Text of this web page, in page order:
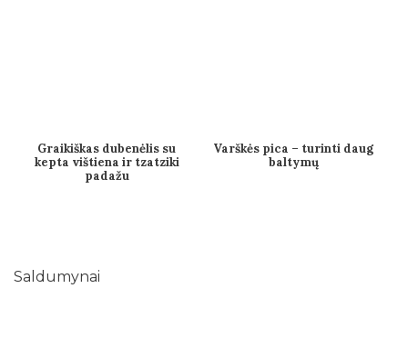
Graikiškas dubenėlis su
kepta vištiena ir tzatziki
padažu
Varškės pica – turinti daug
baltymų
Saldumynai